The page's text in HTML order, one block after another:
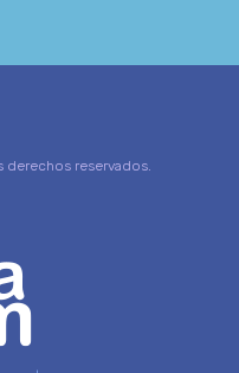
derechos reservados.